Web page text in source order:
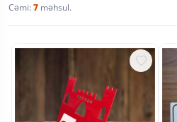
Cəmi:7 məhsul.